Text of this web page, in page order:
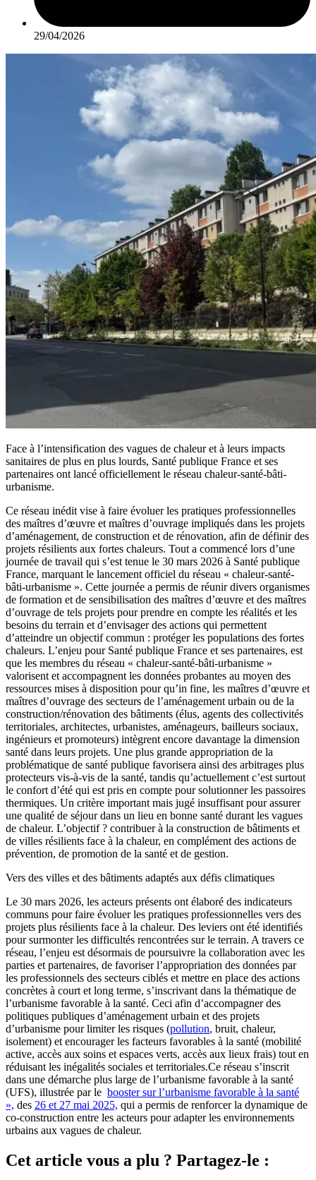
29/04/2026
Face à l’intensification des vagues de chaleur et à leurs impacts
sanitaires de plus en plus lourds, Santé publique France et ses
partenaires ont lancé officiellement le réseau chaleur-santé-bâti-
urbanisme.
Ce réseau inédit vise à faire évoluer les pratiques professionnelles
des maîtres d’œuvre et maîtres d’ouvrage impliqués dans les projets
d’aménagement, de construction et de rénovation, afin de définir des
projets résilients aux fortes chaleurs. Tout a commencé lors d’une
journée de travail qui s’est tenue le 30 mars 2026 à Santé publique
France, marquant le lancement officiel du réseau « chaleur-santé-
bâti-urbanisme ». Cette journée a permis de réunir divers organismes
de formation et de sensibilisation des maîtres d’œuvre et des maîtres
d’ouvrage de tels projets pour prendre en compte les réalités et les
besoins du terrain et d’envisager des actions qui permettent
d’atteindre un objectif commun : protéger les populations des fortes
chaleurs. L’enjeu pour Santé publique France et ses partenaires, est
que les membres du réseau « chaleur-santé-bâti-urbanisme »
valorisent et accompagnent les données probantes au moyen des
ressources mises à disposition pour qu’in fine, les maîtres d’œuvre et
maîtres d’ouvrage des secteurs de l’aménagement urbain ou de la
construction/rénovation des bâtiments (élus, agents des collectivités
territoriales, architectes, urbanistes, aménageurs, bailleurs sociaux,
ingénieurs et promoteurs) intègrent encore davantage la dimension
santé dans leurs projets. Une plus grande appropriation de la
problématique de santé publique favorisera ainsi des arbitrages plus
protecteurs vis-à-vis de la santé, tandis qu’actuellement c’est surtout
le confort d’été qui est pris en compte pour solutionner les passoires
thermiques. Un critère important mais jugé insuffisant pour assurer
une qualité de séjour dans un lieu en bonne santé durant les vagues
de chaleur. L’objectif ? contribuer à la construction de bâtiments et
de villes résilients face à la chaleur, en complément des actions de
prévention, de promotion de la santé et de gestion.
Vers des villes et des bâtiments adaptés aux défis climatiques
Le 30 mars 2026, les acteurs présents ont élaboré des indicateurs
communs pour faire évoluer les pratiques professionnelles vers des
projets plus résilients face à la chaleur. Des leviers ont été identifiés
pour surmonter les difficultés rencontrées sur le terrain. A travers ce
réseau, l’enjeu est désormais de poursuivre la collaboration avec les
parties et partenaires, de favoriser l’appropriation des données par
les professionnels des secteurs ciblés et mettre en place des actions
concrètes à court et long terme, s’inscrivant dans la thématique de
l’urbanisme favorable à la santé. Ceci afin d’accompagner des
politiques publiques d’aménagement urbain et des projets
d’urbanisme pour limiter les risques (pollution, bruit, chaleur,
isolement) et encourager les facteurs favorables à la santé (mobilité
active, accès aux soins et espaces verts, accès aux lieux frais) tout en
réduisant les inégalités sociales et territoriales.Ce réseau s’inscrit
dans une démarche plus large de l’urbanisme favorable à la santé
(UFS), illustrée par le booster sur l’urbanisme favorable à la santé
», des 26 et 27 mai 2025, qui a permis de renforcer la dynamique de
co-construction entre les acteurs pour adapter les environnements
urbains aux vagues de chaleur.
Cet article vous a plu ? Partagez-le :